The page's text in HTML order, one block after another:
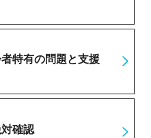
特有の問題と支援
確認